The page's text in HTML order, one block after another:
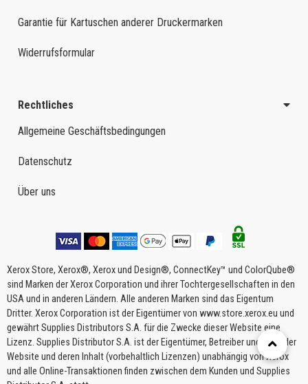
Garantie für Kartuschen anderer Druckermarken
Widerrufsformular
Rechtliches
Allgemeine Geschäftsbedingungen
Datenschutz
Über uns
Xerox Store, Xerox®, Xerox und Design®, ConnectKey™ und ColorQube®
sind Marken der Xerox Corporation und ihrer Tochtergesellschaften in den
USA und in anderen Ländern. Alle anderen Marken sind das Eigentum
Dritter. Xerox Corporation ist der Eigentümer von www.store.xerox.eu und
gewährt Supplies Distributors S.A. für die Zwecke dieser Website eine
Lizenz. Supplies Distributor S.A. ist der Eigentümer, Betreiber und Host der
Website und deren Inhalt (vorbehaltlich Lizenzen) unabhängig von Xerox
und alle Online-Transaktionen finden zwischen dem Kunden und Supplies